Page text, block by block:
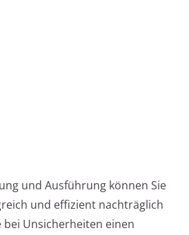
und Ausführung können Sie
und effizient nachträglich
bei Unsicherheiten einen